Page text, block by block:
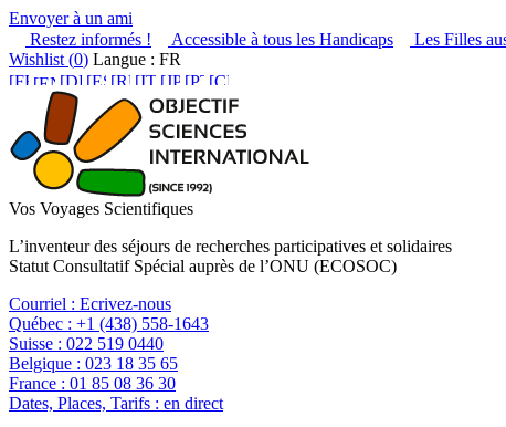
Envoyer à un ami
Restez informés !
Accessible à tous les Handicaps Les Filles
Wishlist (0) Langue : FR
Vos Voyages Scientifiques
L’inventeur des séjours de recherches participatives et solidaires
Statut Consultatif Spécial auprès de l’ONU (ECOSOC)
Courriel : Ecrivez-nous
Québec : +1 (438) 558-1643
Suisse : 022 519 0440
Belgique : 023 18 35 65
France : 01 85 08 36 30
Dates, Places, Tarifs : en direct